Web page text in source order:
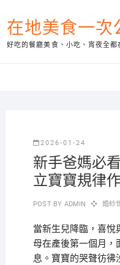
to
content
在地美食一次
好吃的餐廳美食、小吃、宵夜全都
2026-01-24
新手爸媽必
立寶寶規律
POST BY ADMIN 婚紗
當新生兒降臨，喜悅
母在產後第一個月，
息。寶寶的哭聲彷彿